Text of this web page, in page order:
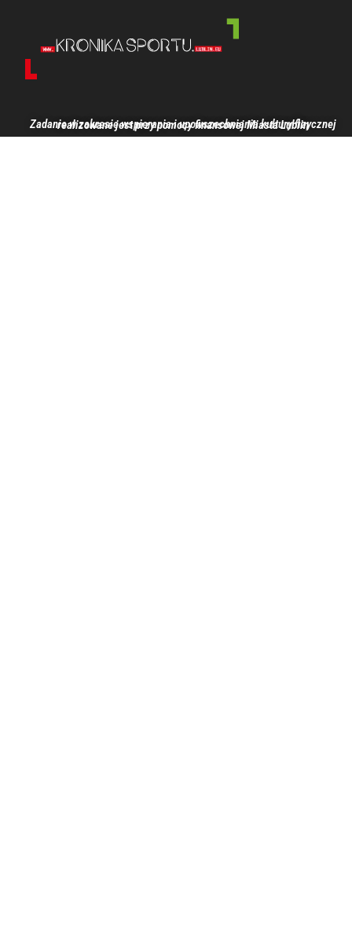
Zadanie w zakresie wspierania i upowszechniania kultury fizycznej realizowane jest przy pomocy finansowej Miasta Lublin